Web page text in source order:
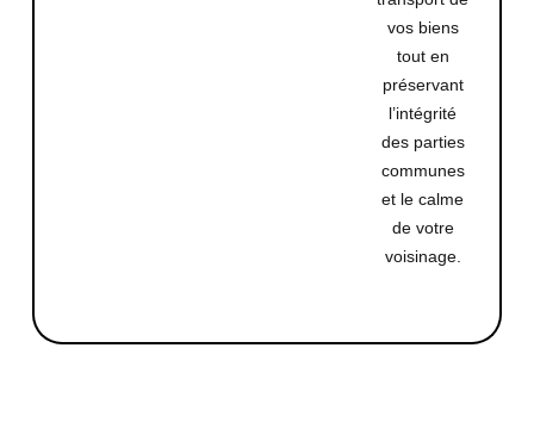
vos biens
tout en
préservant
l’intégrité
des parties
communes
et le calme
de votre
voisinage.